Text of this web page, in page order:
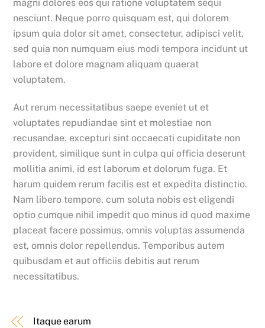
magni dolores eos qui ratione voluptatem sequi
nesciunt. Neque porro quisquam est, qui dolorem
ipsum quia dolor sit amet, consectetur, adipisci velit,
sed quia non numquam eius modi tempora incidunt ut
labore et dolore magnam aliquam quaerat
voluptatem.
Aut rerum necessitatibus saepe eveniet ut et
voluptates repudiandae sint et molestiae non
recusandae. excepturi sint occaecati cupiditate non
provident, similique sunt in culpa qui officia deserunt
mollitia animi, id est laborum et dolorum fuga. Et
harum quidem rerum facilis est et expedita distinctio.
Nam libero tempore, cum soluta nobis est eligendi
optio cumque nihil impedit quo minus id quod maxime
placeat facere possimus, omnis voluptas assumenda
est, omnis dolor repellendus. Temporibus autem
quibusdam et aut officiis debitis aut rerum
necessitatibus.
Itaque earum